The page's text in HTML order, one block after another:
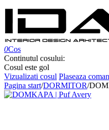
0Cos
Continutul cosului:
Cosul este gol
Vizualizati cosul Plaseaza
Pagina start/DORMITOR/